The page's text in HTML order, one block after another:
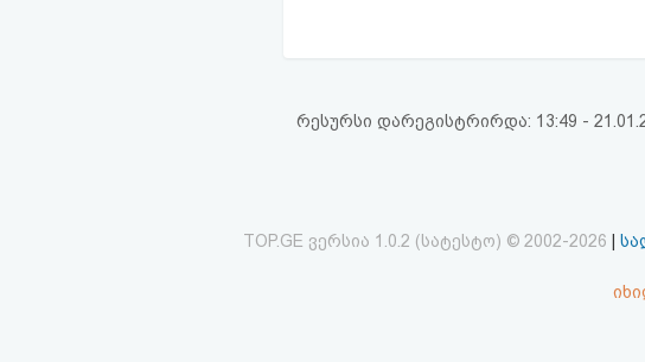
რესურსი დარეგისტრირდა: 13:49 -
TOP.GE ვერსია 1.0.2 (სატესტო) © 2002-2026